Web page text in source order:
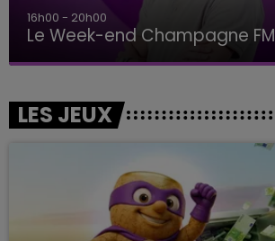
16h00 - 20h00
Le Week-end Champagne FM
LES JEUX